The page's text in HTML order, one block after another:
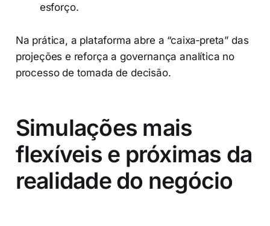
esforço.
Na prática, a plataforma abre a “caixa‑preta” das
projeções e reforça a governança analítica no
processo de tomada de decisão.
Simulações mais
flexíveis e próximas da
realidade do negócio